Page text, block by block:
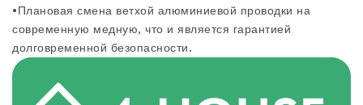
•Плановая смена ветхой алюминиевой проводки на
современную медную, что и является гарантией
долговременной безопасности.